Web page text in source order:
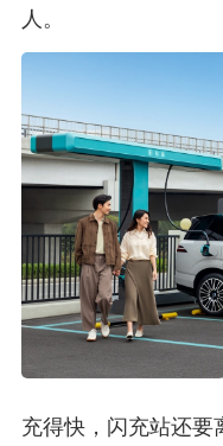
人。
充得快，闪充站还